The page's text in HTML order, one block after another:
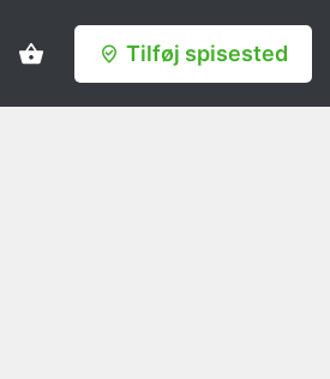
Tilføj spisested